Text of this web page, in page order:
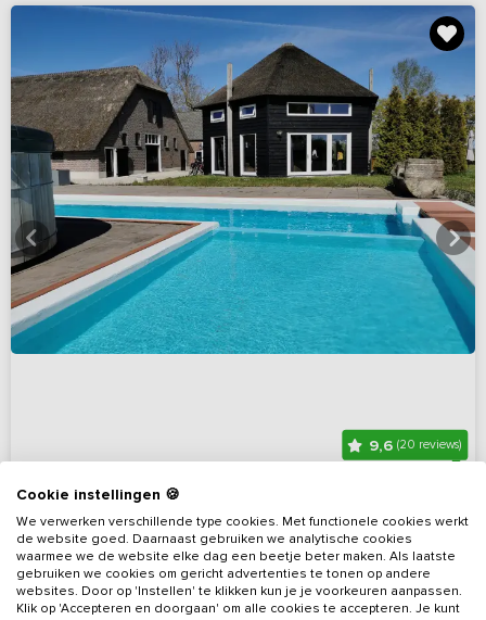
9,6 (20 reviews)
Luxe groepsvakantiehuis met privé
buitenzwembad
Op 29 km van Zoetermeer
Utrecht, omgeving Kamerik
7 - 14 7 5 Nee
Cookie instellingen 🍪
We verwerken verschillende type cookies. Met functionele cookies werkt
de website goed. Daarnaast gebruiken we analytische cookies
waarmee we de website elke dag een beetje beter maken. Als laatste
gebruiken we cookies om gericht advertenties te tonen op andere
websites. Door op 'Instellen' te klikken kun je je voorkeuren aanpassen.
Klik op 'Accepteren en doorgaan' om alle cookies te accepteren. Je kunt